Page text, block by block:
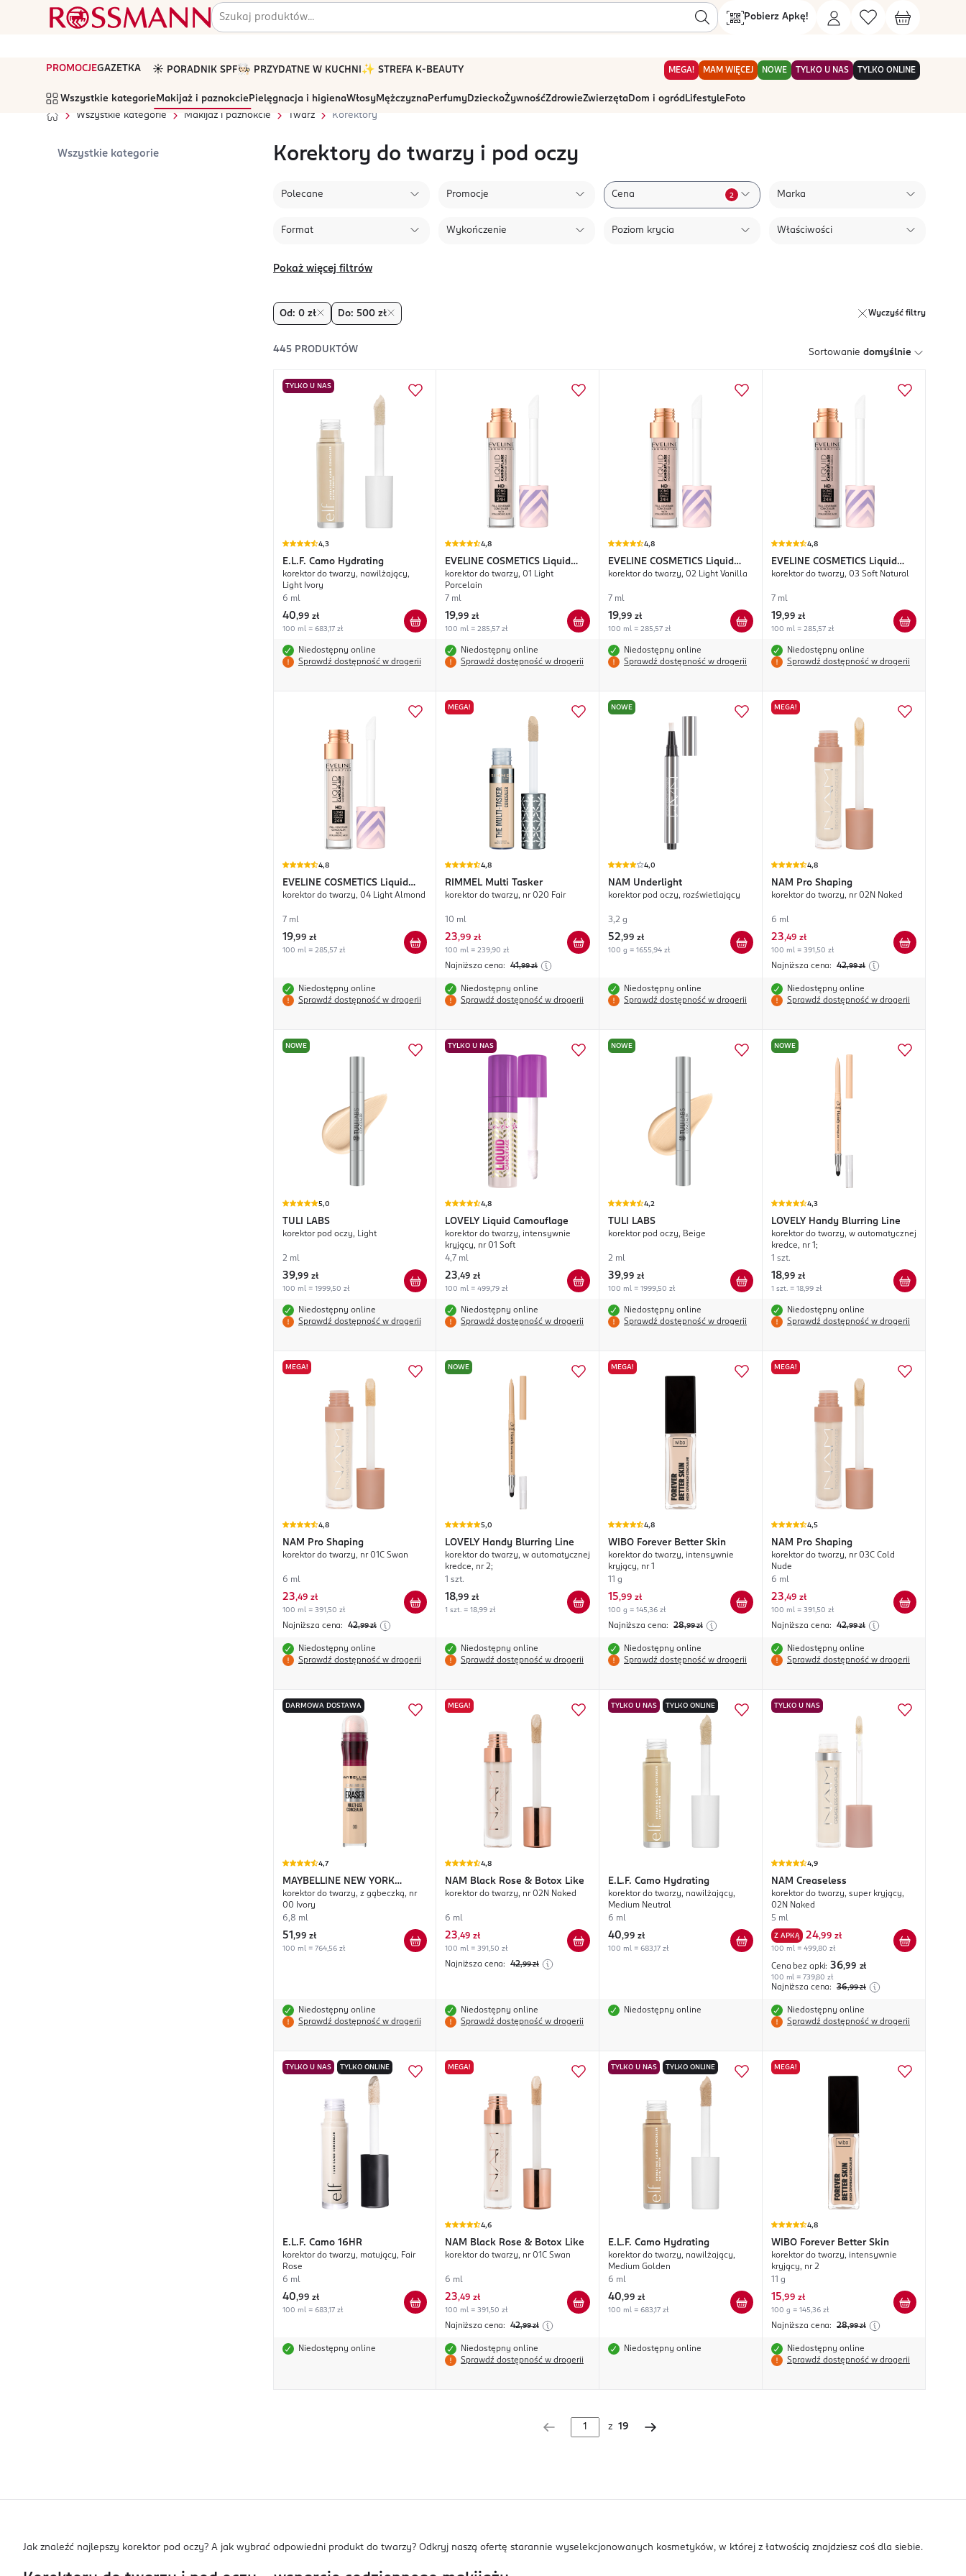
Pobierz Apkę!
PROMOCJEGAZETKA ☀️ PORADNIK SPF🧑🏻‍🍳 PRZYDATNE W KUCHNI ✨ STREFA K-BEAUTY MEGA! MAM WIĘCEJ NOWE TYLKO U NAS TYLKO ONLINE
Wszystkie kategorie Makijaż i paznokcie Pielęgnacja i higienaWłosyMężczyznaPerfumyDzieckoŻywnośćZdrowieZwierzętaDom i ogród Lifestyle Foto
Wszystkie kategorie
Makijaż i paznokcie Twarz Korektory
Wszystkie kategorie Korektory do twarzy i pod oczy
Polecane Promocje Cena 2 Marka
Format Wykończenie Poziom krycia Właściwości
Pokaż więcej filtrów
Od: 0 zł Do: 500 zł Wyczyść filtry
445 PRODUKTÓW Sortowanie domyślnie
TYLKO U NAS
4,3
E.L.F. Camo Hydrating
korektor do twarzy, nawilżający,
Light Ivory
6 ml
40,99 zł
100 ml = 683,17 zł
Niedostępny online
Sprawdź dostępność w drogerii
4,8
EVELINE COSMETICS Liquid
Camouflage
korektor do twarzy, 01 Light
Porcelain
7 ml
19,99 zł
100 ml = 285,57 zł
Niedostępny online
Sprawdź dostępność w drogerii
4,8
EVELINE COSMETICS Liquid
Camouflage
korektor do twarzy, 02 Light Vanilla
7 ml
19,99 zł
100 ml = 285,57 zł
Niedostępny online
Sprawdź dostępność w drogerii
4,8
EVELINE COSMETICS Liquid
Camouflage
korektor do twarzy, 03 Soft Natural
7 ml
19,99 zł
100 ml = 285,57 zł
Niedostępny online
Sprawdź dostępność w drogerii
4,8
EVELINE COSMETICS Liquid
Camouflage
korektor do twarzy, 04 Light Almond
7 ml
19,99 zł
100 ml = 285,57 zł
Niedostępny online
Sprawdź dostępność w drogerii
MEGA!
4,8
RIMMEL Multi Tasker
korektor do twarzy, nr 020 Fair
10 ml
23,99 zł
100 ml = 239,90 zł
Najniższa cena: 41,99 zł
Niedostępny online
Sprawdź dostępność w drogerii
NOWE
4,0
NAM Underlight
korektor pod oczy, rozświetlający
3,2 g
52,99 zł
100 g = 1655,94 zł
Niedostępny online
Sprawdź dostępność w drogerii
MEGA!
4,8
NAM Pro Shaping
korektor do twarzy, nr 02N Naked
6 ml
23,49 zł
100 ml = 391,50 zł
Najniższa cena: 42,99 zł
Niedostępny online
Sprawdź dostępność w drogerii
NOWE
5,0
TULI LABS
korektor pod oczy, Light
2 ml
39,99 zł
100 ml = 1999,50 zł
Niedostępny online
Sprawdź dostępność w drogerii
TYLKO U NAS
4,8
LOVELY Liquid Camouflage
korektor do twarzy, intensywnie
kryjący, nr 01 Soft
4,7 ml
23,49 zł
100 ml = 499,79 zł
Niedostępny online
Sprawdź dostępność w drogerii
NOWE
4,2
TULI LABS
korektor pod oczy, Beige
2 ml
39,99 zł
100 ml = 1999,50 zł
Niedostępny online
Sprawdź dostępność w drogerii
NOWE
4,3
LOVELY Handy Blurring Line
korektor do twarzy, w automatycznej
kredce, nr 1;
1 szt.
18,99 zł
1 szt. = 18,99 zł
Niedostępny online
Sprawdź dostępność w drogerii
MEGA!
4,8
NAM Pro Shaping
korektor do twarzy, nr 01C Swan
6 ml
23,49 zł
100 ml = 391,50 zł
Najniższa cena: 42,99 zł
Niedostępny online
Sprawdź dostępność w drogerii
NOWE
5,0
LOVELY Handy Blurring Line
korektor do twarzy, w automatycznej
kredce, nr 2;
1 szt.
18,99 zł
1 szt. = 18,99 zł
Niedostępny online
Sprawdź dostępność w drogerii
MEGA!
4,8
WIBO Forever Better Skin
korektor do twarzy, intensywnie
kryjący, nr 1
11 g
15,99 zł
100 g = 145,36 zł
Najniższa cena: 28,99 zł
Niedostępny online
Sprawdź dostępność w drogerii
MEGA!
4,5
NAM Pro Shaping
korektor do twarzy, nr 03C Cold
Nude
6 ml
23,49 zł
100 ml = 391,50 zł
Najniższa cena: 42,99 zł
Niedostępny online
Sprawdź dostępność w drogerii
DARMOWA DOSTAWA
4,7
MAYBELLINE NEW YORK
Instant Eraser
korektor do twarzy, z gąbeczką, nr
00 Ivory
6,8 ml
51 ,99 zł
100 ml = 764,56 zł
Niedostępny online
Sprawdź dostępność w drogerii
MEGA!
4,8
NAM Black Rose & Botox Like
korektor do twarzy, nr 02N Naked
6 ml
23,49 zł
100 ml = 391,50 zł
Najniższa cena: 42,99 zł
Niedostępny online
Sprawdź dostępność w drogerii
TYLKO U NAS TYLKO ONLINE
E.L.F. Camo Hydrating
korektor do twarzy, nawilżający,
Medium Neutral
6 ml
40,99 zł
100 ml = 683,17 zł
Niedostępny online
TYLKO U NAS
4,9
NAM Creaseless
korektor do twarzy, super kryjący,
02N Naked
5 ml
Z APKĄ 24,99 zł
100 ml = 499,80 zł
Cena bez apki: 36,99 zł
100 ml = 739,80 zł
Najniższa cena: 36,99 zł
Niedostępny online
Sprawdź dostępność w drogerii
TYLKO U NAS TYLKO ONLINE
E.L.F. Camo 16HR
korektor do twarzy, matujący, Fair
Rose
6 ml
40,99 zł
100 ml = 683,17 zł
Niedostępny online
MEGA!
4,6
NAM Black Rose & Botox Like
korektor do twarzy, nr 01C Swan
6 ml
23,49 zł
100 ml = 391,50 zł
Najniższa cena: 42,99 zł
Niedostępny online
Sprawdź dostępność w drogerii
TYLKO U NAS TYLKO ONLINE
E.L.F. Camo Hydrating
korektor do twarzy, nawilżający,
Medium Golden
6 ml
40,99 zł
100 ml = 683,17 zł
Niedostępny online
MEGA!
4,8
WIBO Forever Better Skin
korektor do twarzy, intensywnie
kryjący, nr 2
11 g
15,99 zł
100 g = 145,36 zł
Najniższa cena: 28,99 zł
Niedostępny online
Sprawdź dostępność w drogerii
z 19
Jak znaleźć najlepszy korektor pod oczy? A jak wybrać odpowiedni produkt do twarzy? Odkryj naszą ofertę starannie wyselekcjonowanych kosmetyków, w której z łatwością znajdziesz coś dla siebie.